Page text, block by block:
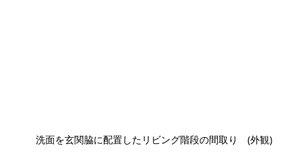
洗面を玄関脇に配置したリビング階段の間取り　(外観)